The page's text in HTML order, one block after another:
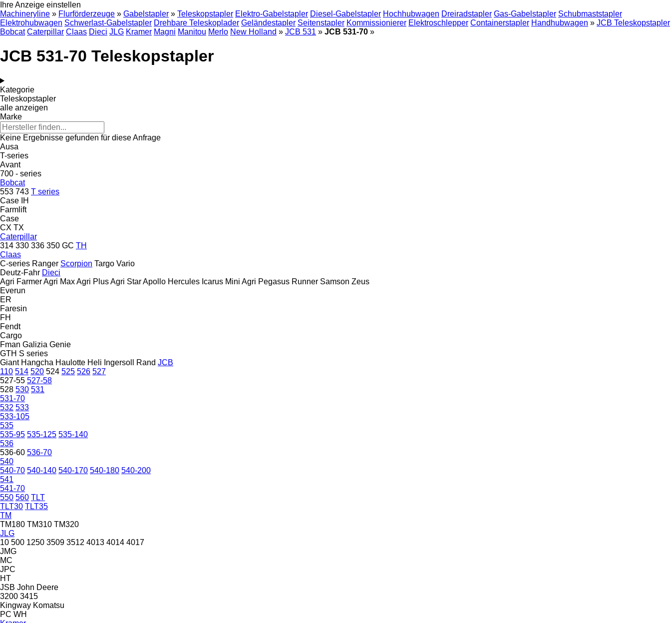
Ihre Anzeige einstellen
Machineryline » Flurförderzeuge » Gabelstapler » Teleskopstapler Elektro-Gabelstapler Diesel-Gabelstapler Hochhubwagen Dreiradstapler Gas-Gabelstapler Schubmaststapler
Elektrohubwagen Schwerlast-Gabelstapler Drehbare Teleskoplader Geländestapler Seitenstapler Kommissionierer Elektroschlepper Containerstapler Handhubwagen » JCB Teleskopstapler
Bobcat Caterpillar Claas Dieci JLG Kramer Magni Manitou Merlo New Holland » JCB 531 » JCB 531-70 »
JCB 531-70 Teleskopstapler
Kategorie
Teleskopstapler
alle anzeigen
Marke
Keine Ergebnisse gefunden für diese Anfrage
Ausa
T-series
Avant
700 - series
Bobcat
553 743 T series
Case IH
Farmlift
Case
CX TX
Caterpillar
314 330 336 350 GC TH
Claas
C-series Ranger Scorpion Targo Vario
Deutz-Fahr Dieci
Agri FarmerAgri MaxAgri PlusAgri StarApollo Hercules Icarus Mini Agri Pegasus Runner Samson Zeus
Everun
ER
Faresin
FH
Fendt
Cargo
Fman Galizia Genie
GTH S series
Giant Hangcha Haulotte Heli Ingersoll Rand JCB
110 514 520 524 525 526 527
527-55 527-58
528 530 531
531-70
532 533
533-105
535
535-95 535-125 535-140
536
536-60 536-70
540
540-70 540-140 540-170 540-180 540-200
541
541-70
550 560 TLT
TLT30 TLT35
TM
TM180 TM310 TM320
JLG
10 500 1250 3509 3512 4013 4014 4017
JMG
MC
JPC
HT
JSB John Deere
3200 3415
Kingway Komatsu
PC WH